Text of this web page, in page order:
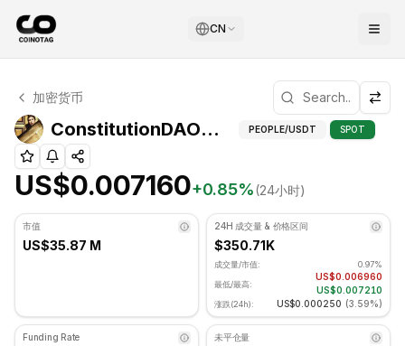
CN
ConstitutionDAO 技术分析
ConstitutionDAO 目前交易价格为 US$0.007160. RSI 指
加密货币
ConstitutionDAO（PEOPLE）技术指标 PEOPLE/USDT SPOT
US$0.007160+0.85%(24小时)
市值
US$35.87 M
24H 成交量 & 价格区间
$350.71K
成交量/市值:
0.97%
最低/最高:
US$0.006960
US$0.007210
涨跌(24h): US$0.000250 (3.59%)
Funding Rate 未平仓量